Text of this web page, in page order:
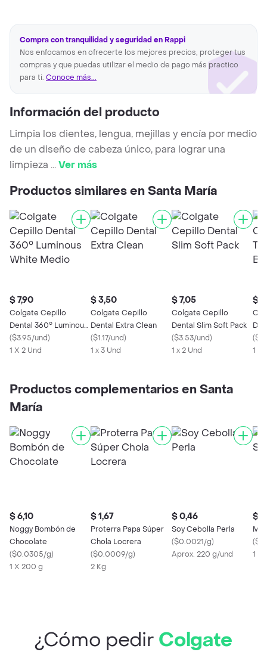
Compra con tranquilidad y seguridad en Rappi
Nos enfocamos en ofrecerte los mejores precios, proteger tus
compras y que puedas utilizar el medio de pago más practico
para ti. Conoce más...
Información del producto
Limpia los dientes, lengua, mejillas y encía por medio
de un diseño de cabeza único, para lograr una
limpieza ...Ver más
Productos similares en Santa María
$ 7,90
Colgate Cepillo
Dental 360° Luminous
White Medio
($3.95/und)
1 X 2 Und
$ 3,50
Colgate Cepillo
Dental Extra Clean
($1.17/und)
1 x 3 Und
$ 7,05
Colgate Cepillo
Dental Slim Soft Pack
($3.53/und)
1 x 2 Und
$
(
1 X
Productos complementarios en Santa
María
$ 6,10
Noggy Bombón de
Chocolate
($0.0305/g)
1 X 200 g
$ 1,67
Proterra Papa Súper
Chola Locrera
($0.0009/g)
2 Kg
$ 0,46
Soy Cebolla Perla
($0.0021/g)
Aprox. 220 g/und
$
(
1
¿Cómo pedir Colgate